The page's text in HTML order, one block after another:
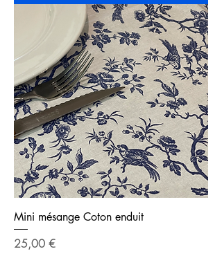
Mini mésange Coton enduit
Prix
25,00 €